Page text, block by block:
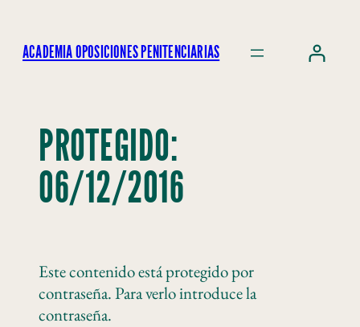
ACADEMIA OPOSICIONES PENITENCIARIAS
PROTEGIDO:
06/12/2016
Este contenido está protegido por
contraseña. Para verlo introduce la
contraseña.